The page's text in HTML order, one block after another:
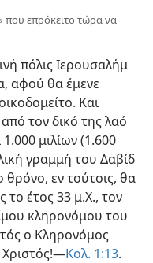
που επρόκειτο τώρα να
πόλις Ιερουσαλήμ
αφού θα έμενε
Και
τον δικό της λαό
μιλίων (1.600
γραμμή του Δαβίδ
θρόνο, εν τούτοις, θα
το έτος 33 μ.Χ., τον
κληρονόμου του
ο Κληρονόμος
Χριστός!—Κολ. 1:13.